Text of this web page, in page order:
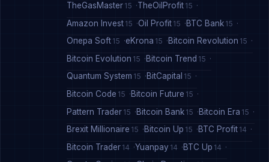
TheGasMaster 15 TheOilProfit 15
Amazon Invest 15 Oil Profit 15 BTC Bank 15
Опера Soft 15 eKrona 15 Bitcoin Revolution 15
Bitcoin Evolution 15 Bitcoin Trend 15
Quantum System 15 BitCapital 15
Bitcoin Code 15 Bitcoin Future 15
Pattern Trader 15 Bitcoin Bank 15 Bitcoin Era 15
Brexit Millionaire 15 Bitcoin Up 15 BTC Profit 14
Bitcoin Trader 14 Yuanpay 14 BTC Up 14